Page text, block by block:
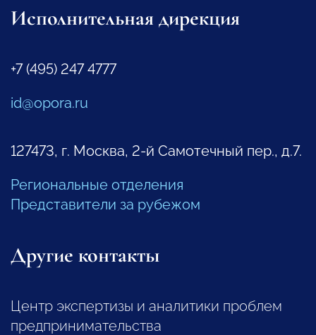
Исполнительная дирекция
+7 (495) 247 4777
id@opora.ru
127473, г. Москва, 2-й Самотечный пер., д.7.
Региональные отделения
Представители за рубежом
Другие контакты
Центр экспертизы и аналитики проблем
предпринимательства